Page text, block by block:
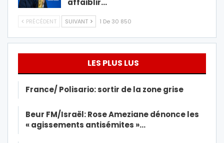
affaiblir…
PRÉCÉDENT SUIVANT 1 De 30 850
LES PLUS LUS
France/ Polisario: sortir de la zone grise
Beur FM/Israël: Rose Ameziane dénonce les
« agissements antisémites »…